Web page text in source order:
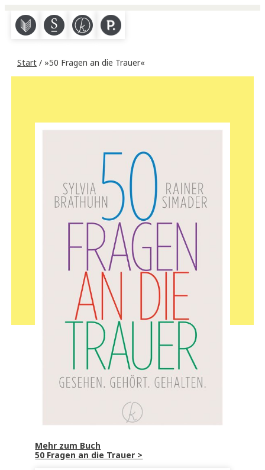
M S K P
Start / »50 Fragen an die Trauer«
Mehr zum Buch
50 Fragen an die Trauer >